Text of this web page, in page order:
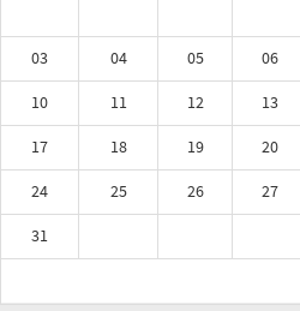
03
04 05 06
10
11 12 13
17
18 19 20
24
25 26 27
31